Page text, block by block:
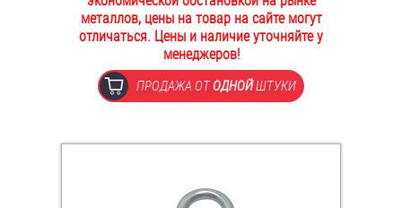
ОПЛАТА И ДОСТАВКА
Втулки
металлов, цены на товар на сайте могут
отличаться. Цены и наличие уточняйте у
менеджеров!
ПРОДАЖА ОТОДНОЙШТУКИ